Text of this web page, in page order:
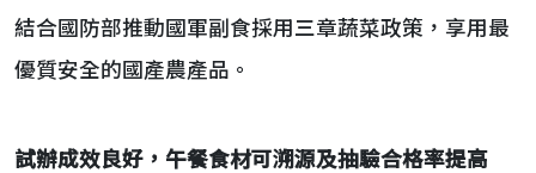
結合國防部推動國軍副食採用三章蔬菜政策，享用最
優質安全的國產農產品。
試辦成效良好，午餐食材可溯源及抽驗合格率提高